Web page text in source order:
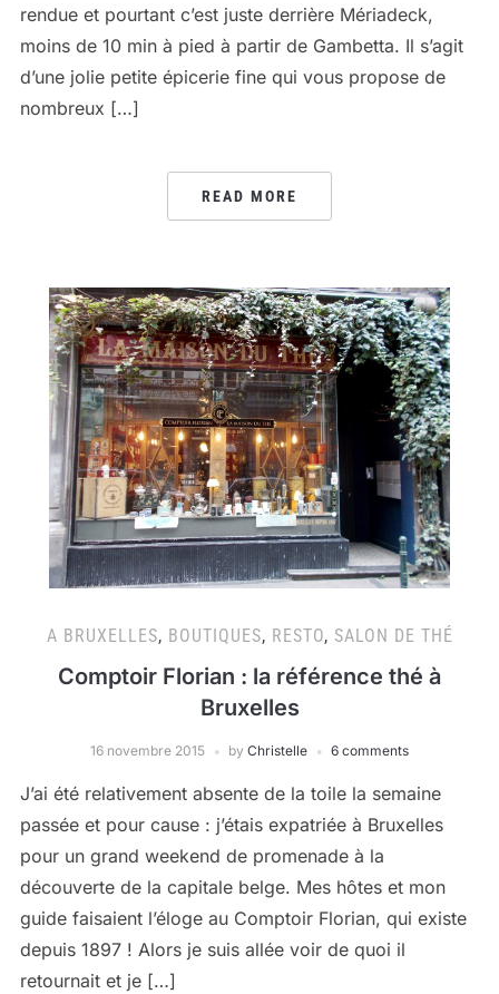
rendue et pourtant c’est juste derrière Mériadeck,
moins de 10 min à pied à partir de Gambetta. Il s’agit
d’une jolie petite épicerie fine qui vous propose de
nombreux […]
READ MORE
A BRUXELLES, BOUTIQUES, RESTO, SALON DE THÉ
Comptoir Florian : la référence thé à
Bruxelles
16 novembre 2015 by Christelle 6 comments
J’ai été relativement absente de la toile la semaine
passée et pour cause : j’étais expatriée à Bruxelles
pour un grand weekend de promenade à la
découverte de la capitale belge. Mes hôtes et mon
guide faisaient l’éloge au Comptoir Florian, qui existe
depuis 1897 ! Alors je suis allée voir de quoi il
retournait et je […]